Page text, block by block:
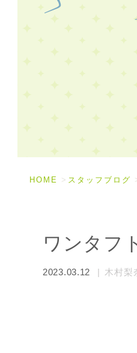
HOME スタッフブログ
ワンタフ
2023.03.12 木村梨